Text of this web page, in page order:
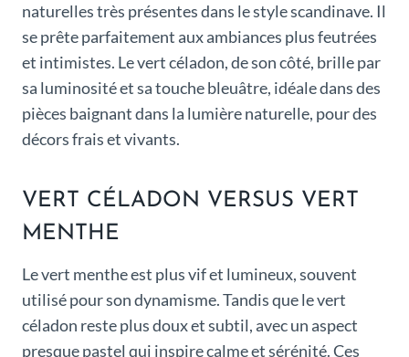
naturelles très présentes dans le style scandinave. Il
se prête parfaitement aux ambiances plus feutrées
et intimistes. Le vert céladon, de son côté, brille par
sa luminosité et sa touche bleuâtre, idéale dans des
pièces baignant dans la lumière naturelle, pour des
décors frais et vivants.
VERT CÉLADON VERSUS VERT
MENTHE
Le vert menthe est plus vif et lumineux, souvent
utilisé pour son dynamisme. Tandis que le vert
céladon reste plus doux et subtil, avec un aspect
presque pastel qui inspire calme et sérénité. Ces